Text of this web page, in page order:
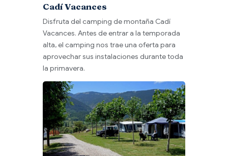
Cadí Vacances
Disfruta del camping de montaña Cadí
Vacances. Antes de entrar a la temporada
alta, el camping nos trae una oferta para
aprovechar sus instalaciones durante toda
la primavera.